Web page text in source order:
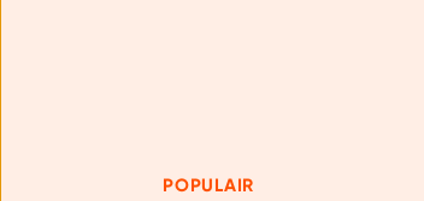
POPULAIR